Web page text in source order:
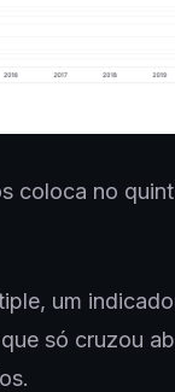
coloca no
um
só cruzou